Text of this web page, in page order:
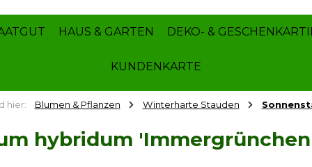
HAUS & GARTEN DEKO- &
KUNDENKARTE
hier: Blumen & Pflanzen Winterharte Stauden
hybridum